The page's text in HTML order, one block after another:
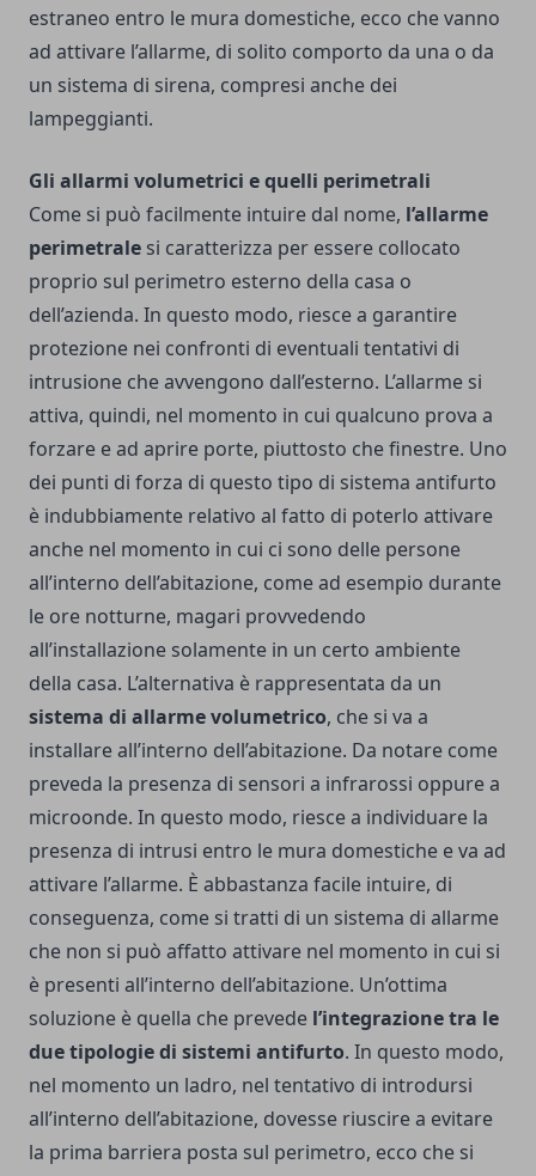
estraneo entro le mura domestiche, ecco che vanno
ad attivare l’allarme, di solito comporto da una o da
un sistema di sirena, compresi anche dei
lampeggianti.
Gli allarmi volumetrici e quelli perimetrali
Come si può facilmente intuire dal nome, l’allarme
perimetrale si caratterizza per essere collocato
proprio sul perimetro esterno della casa o
dell’azienda. In questo modo, riesce a garantire
protezione nei confronti di eventuali tentativi di
intrusione che avvengono dall’esterno. L’allarme si
attiva, quindi, nel momento in cui qualcuno prova a
forzare e ad aprire porte, piuttosto che finestre. Uno
dei punti di forza di questo tipo di sistema antifurto
è indubbiamente relativo al fatto di poterlo attivare
anche nel momento in cui ci sono delle persone
all’interno dell’abitazione, come ad esempio durante
le ore notturne, magari provvedendo
all’installazione solamente in un certo ambiente
della casa. L’alternativa è rappresentata da un
sistema di allarme volumetrico, che si va a
installare all’interno dell’abitazione. Da notare come
preveda la presenza di sensori a infrarossi oppure a
microonde. In questo modo, riesce a individuare la
presenza di intrusi entro le mura domestiche e va ad
attivare l’allarme. È abbastanza facile intuire, di
conseguenza, come si tratti di un sistema di allarme
che non si può affatto attivare nel momento in cui si
è presenti all’interno dell’abitazione. Un’ottima
soluzione è quella che prevede l’integrazione tra le
due tipologie di sistemi antifurto. In questo modo,
nel momento un ladro, nel tentativo di introdursi
all’interno dell’abitazione, dovesse riuscire a evitare
la prima barriera posta sul perimetro, ecco che si